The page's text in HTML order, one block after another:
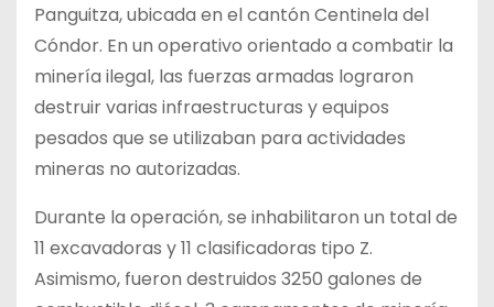
Panguitza, ubicada en el cantón Centinela del
Cóndor. En un operativo orientado a combatir la
minería ilegal, las fuerzas armadas lograron
destruir varias infraestructuras y equipos
pesados que se utilizaban para actividades
mineras no autorizadas.
Durante la operación, se inhabilitaron un total de
11 excavadoras y 11 clasificadoras tipo Z.
Asimismo, fueron destruidos 3250 galones de